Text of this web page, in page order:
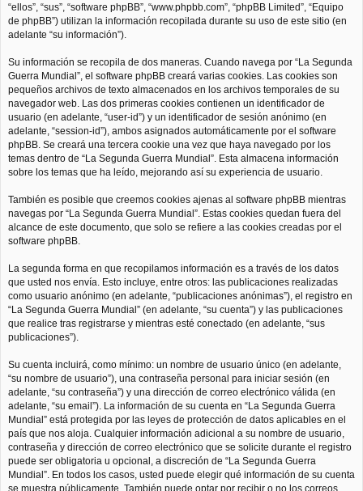
“ellos”, “sus”, “software phpBB”, “www.phpbb.com”, “phpBB Limited”, “Equipo
de phpBB”) utilizan la información recopilada durante su uso de este sitio (en
adelante “su información”).
Su información se recopila de dos maneras. Cuando navega por “La Segunda
Guerra Mundial”, el software phpBB creará varias cookies. Las cookies son
pequeños archivos de texto almacenados en los archivos temporales de su
navegador web. Las dos primeras cookies contienen un identificador de
usuario (en adelante, “user-id”) y un identificador de sesión anónimo (en
adelante, “session-id”), ambos asignados automáticamente por el software
phpBB. Se creará una tercera cookie una vez que haya navegado por los
temas dentro de “La Segunda Guerra Mundial”. Esta almacena información
sobre los temas que ha leído, mejorando así su experiencia de usuario.
También es posible que creemos cookies ajenas al software phpBB mientras
navegas por “La Segunda Guerra Mundial”. Estas cookies quedan fuera del
alcance de este documento, que solo se refiere a las cookies creadas por el
software phpBB.
La segunda forma en que recopilamos información es a través de los datos
que usted nos envía. Esto incluye, entre otros: las publicaciones realizadas
como usuario anónimo (en adelante, “publicaciones anónimas”), el registro en
“La Segunda Guerra Mundial” (en adelante, “su cuenta”) y las publicaciones
que realice tras registrarse y mientras esté conectado (en adelante, “sus
publicaciones”).
Su cuenta incluirá, como mínimo: un nombre de usuario único (en adelante,
“su nombre de usuario”), una contraseña personal para iniciar sesión (en
adelante, “su contraseña”) y una dirección de correo electrónico válida (en
adelante, “su email”). La información de su cuenta en “La Segunda Guerra
Mundial” está protegida por las leyes de protección de datos aplicables en el
país que nos aloja. Cualquier información adicional a su nombre de usuario,
contraseña y dirección de correo electrónico que se solicite durante el registro
puede ser obligatoria u opcional, a discreción de “La Segunda Guerra
Mundial”. En todos los casos, usted puede elegir qué información de su cuenta
se muestra públicamente. También puede optar por recibir o no los correos